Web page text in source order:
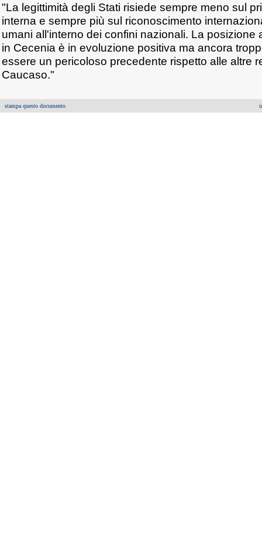
"La legittimità degli Stati risiede sempre meno sul
interna e sempre più sul riconoscimento
umani all'interno dei confini nazionali. La posizione
in Cecenia è in evoluzione positiva ma ancora
essere un pericoloso precedente rispetto alle altre
Caucaso."
stampa questo documento